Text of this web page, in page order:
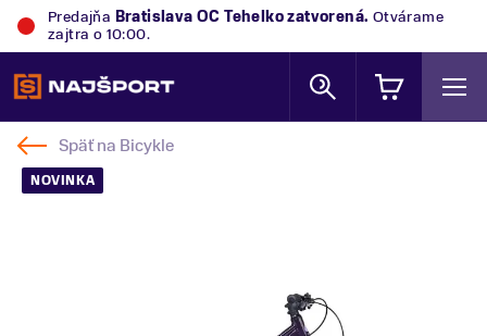
Predajňa Bratislava OC Tehelkozatvorená. Otvárame
zajtra o 10:00.
Späť na Bicykle
NOVINKA